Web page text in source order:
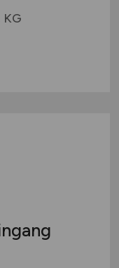
KG